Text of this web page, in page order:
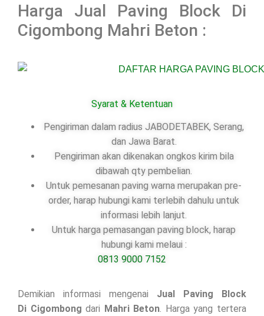
Harga Jual Paving Block Di
Cigombong Mahri Beton :
Syarat & Ketentuan
Pengiriman dalam radius JABODETABEK, Serang,
dan Jawa Barat.
Pengiriman akan dikenakan ongkos kirim bila
dibawah qty pembelian.
Untuk pemesanan paving warna merupakan pre-
order, harap hubungi kami terlebih dahulu untuk
informasi lebih lanjut.
Untuk harga pemasangan paving block, harap
hubungi kami melaui :
0813 9000 7152
Demikian informasi mengenai Jual Paving Block
Di Cigombongdari Mahri Beton. Harga yang tertera